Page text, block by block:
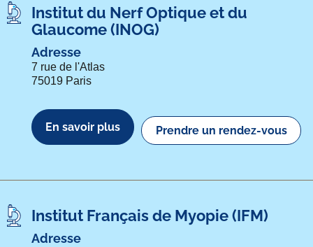
Institut du Nerf Optique et du
Glaucome (INOG)
Adresse
7 rue de l'Atlas
75019 Paris
En savoir plus Prendre un rendez-vous
Institut Français de Myopie (IFM)
Adresse